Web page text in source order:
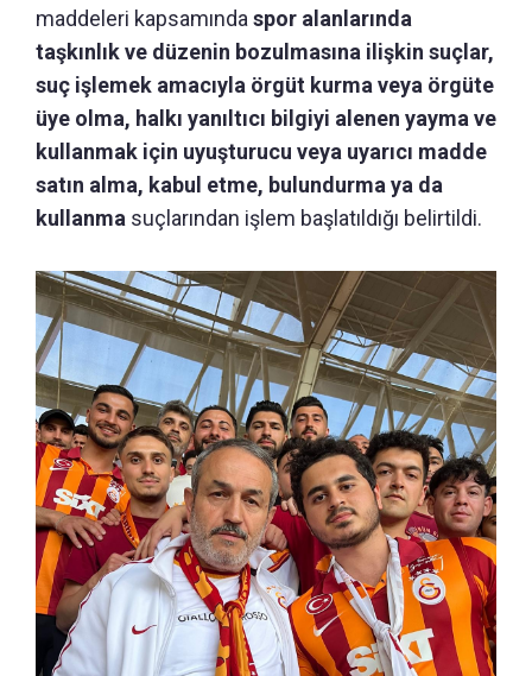
maddeleri kapsamında spor alanlarında
taşkınlık ve düzenin bozulmasına ilişkin suçlar,
suç işlemek amacıyla örgüt kurma veya örgüte
üye olma, halkı yanıltıcı bilgiyi alenen yayma ve
kullanmak için uyuşturucu veya uyarıcı madde
satın alma, kabul etme, bulundurma ya da
kullanma suçlarından işlem başlatıldığı belirtildi.